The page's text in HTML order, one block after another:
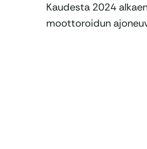
Kaudesta 2024
moottoroidun